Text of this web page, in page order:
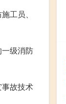
工员、
级消防
故技术